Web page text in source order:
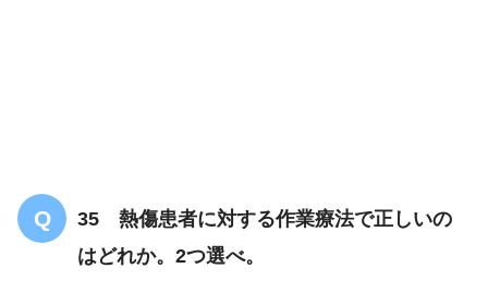
35 熱傷患者に対する作業療法で正しいの
はどれか。2つ選べ。